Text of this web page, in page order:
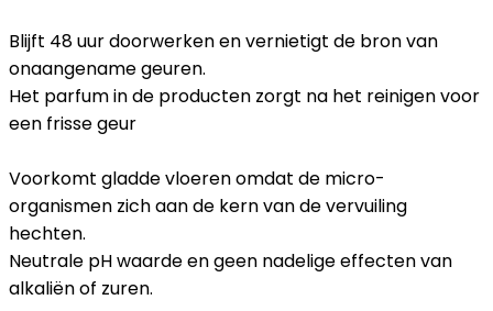
Blijft 48 uur doorwerken en vernietigt de bron van
onaangename geuren.
Het parfum in de producten zorgt na het reinigen voor
een frisse geur
Voorkomt gladde vloeren omdat de micro-
organismen zich aan de kern van de vervuiling
hechten.
Neutrale pH waarde en geen nadelige effecten van
alkaliën of zuren.